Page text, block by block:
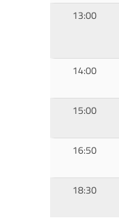
13:00
14:00
15:00
16:50
18:30